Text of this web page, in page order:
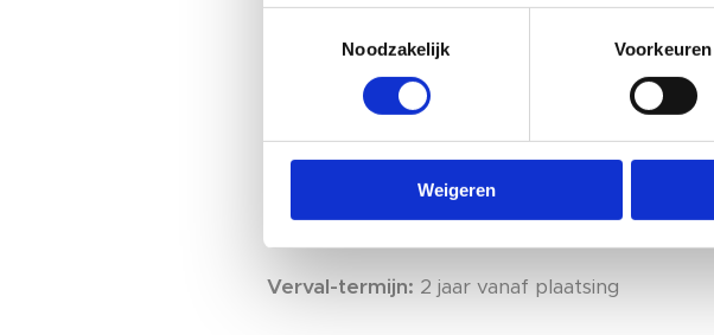
Noodzakelijk
Voorkeuren
Weigeren
Categorie: Statistisch
Doel:Gebruikt om gegevens naar Google
Verval-termijn: 2 jaar vanaf plaatsing